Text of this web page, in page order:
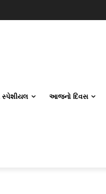
આજનો દિવસ